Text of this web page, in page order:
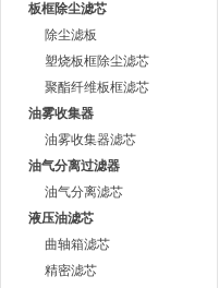
板框除尘滤芯
除尘滤板
塑烧板框除尘滤芯
聚酯纤维板框滤芯
油雾收集器
油雾收集器滤芯
油气分离过滤器
油气分离滤芯
液压油滤芯
曲轴箱滤芯
精密滤芯